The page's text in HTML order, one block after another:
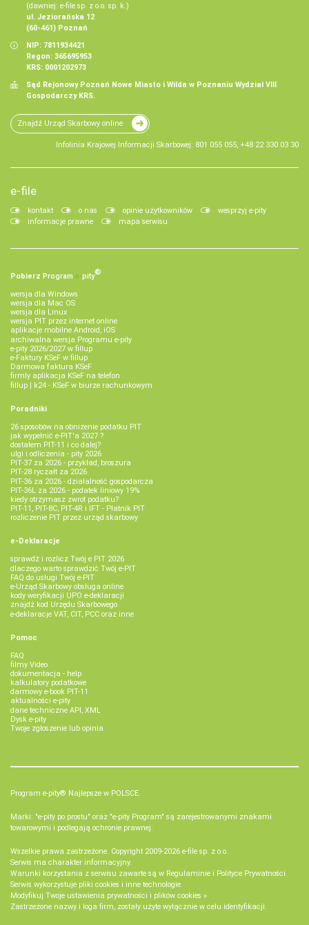
(dawniej: e-file sp. z o.o. sp. k.)
ul. Jeziorańska 12
(60-461) Poznań
NIP: 7811934421
Regon: 365695953
KRS: 0001202973
Sąd Rejonowy Poznań Nowe Miasto i Wilda w Poznaniu Wydział VIII
Gospodarczy KRS.
Znajdź Urząd Skarbowy online
Infolinia Krajowej Informacji Skarbowej: 801 055 055, +48 22 330 03 30
e-file
kontakt o nas opinie użytkowników
wesprzyj e-pity
informacje prawne
mapa serwisu
Pobierz Program e‑pity®
wersja dla Windows
wersja dla Mac OS
wersja dla Linux
wersja PIT przez internet online
aplikacje mobilne Android, iOS
archiwalna wersja Programu e-pity
e-pity 2026/2027 w fillup
e‑Faktury KSeF w fillup
Darmowa faktura KSeF
firmly aplikacja KSeF na telefon
fillup | k24 - KSeF w biurze rachunkowym
Poradniki
26 sposobów na obniżenie podatku PIT
jak wypełnić e-PIT'a 2027 ?
dostałem PIT-11 i co dalej?
ulgi i odliczenia - pity 2026
PIT-37 za 2026 - przykład, broszura
PIT-28 ryczałt za 2026
PIT-36 za 2026 - działalność gospodarcza
PIT-36L za 2026 - podatek liniowy 19%
kiedy otrzymasz zwrot podatku?
PIT-11, PIT-8C, PIT-4R i IFT - Płatnik PIT
rozliczenie PIT przez urząd skarbowy
e-Deklaracje
sprawdź i rozlicz Twój e PIT 2026
dlaczego warto sprawdzić Twój e-PIT
FAQ do usługi Twój e-PIT
e-Urząd Skarbowy obsługa online
kody weryfikacji UPO e-deklaracji
znajdź kod Urzędu Skarbowego
e-deklaracje VAT, CIT, PCC oraz inne
Pomoc
FAQ
filmy Video
dokumentacja - help
kalkulatory podatkowe
darmowy e-book PIT-11
aktualności e-pity
dane techniczne API, XML
Dysk e-pity
Twoje zgłoszenie lub opinia
Program e-pity® Najlepsze w POLSCE.
Marki: "e-pity po prostu" oraz "e-pity Program" są zarejestrowanymi znakami
towarowymi i podlegają ochronie prawnej.
Wszelkie prawa zastrzeżone. Copyright 2009-2026 e-file sp. z o.o.
Serwis ma charakter informacyjny.
Warunki korzystania z serwisu zawarte są w Regulaminie i Polityce Prywatności.
Serwis wykorzystuje pliki cookies i inne technologie.
Modyfikuj Twoje ustawienia prywatności i plików cookies »
Zastrzeżone nazwy i loga firm, zostały użyte wyłącznie w celu identyfikacji.